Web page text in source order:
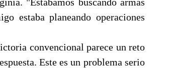
estaba planeando operaciones
convencional parece un reto
Este es un problema serio